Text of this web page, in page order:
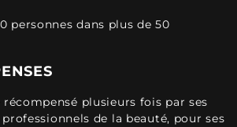
personnes dans plus de 50
plusieurs fois par ses
de la beauté, pour ses